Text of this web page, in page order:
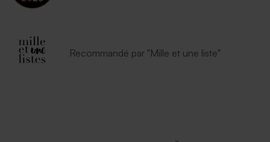
Recommandé par "Mille et une liste"